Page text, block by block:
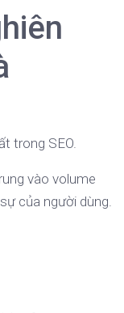
trong SEO.
vào volume
của người dùng.